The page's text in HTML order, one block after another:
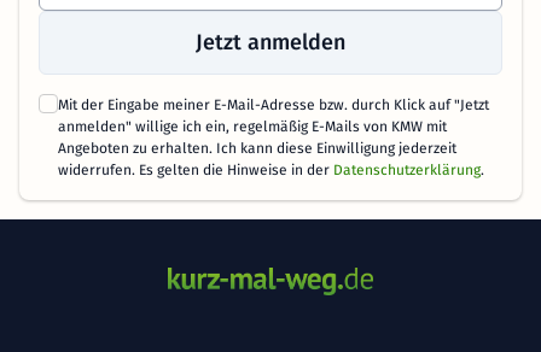
Jetzt anmelden
Mit der Eingabe meiner E-Mail-Adresse bzw. durch Klick auf "Jetzt
anmelden" willige ich ein, regelmäßig E-Mails von KMW mit
Angeboten zu erhalten. Ich kann diese Einwilligung jederzeit
widerrufen. Es gelten die Hinweise in der Datenschutzerklärung.